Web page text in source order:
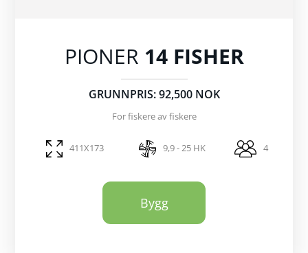
PIONER 14 FISHER
GRUNNPRIS: 92,500 NOK
For fiskere av fiskere
411X173 9,9 - 25 HK 4
Bygg